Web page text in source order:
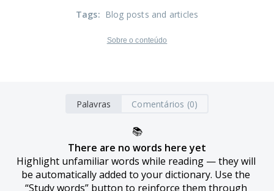
Tags: Blog posts and articles
Sobre o conteúdo
Palavras Comentários (0)
📚
There are no words here yet
Highlight unfamiliar words while reading — they will
be automatically added to your dictionary. Use the
“Study words” button to reinforce them through